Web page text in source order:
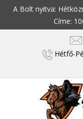
A Bolt nyitva:
Címe:
Hétfő-